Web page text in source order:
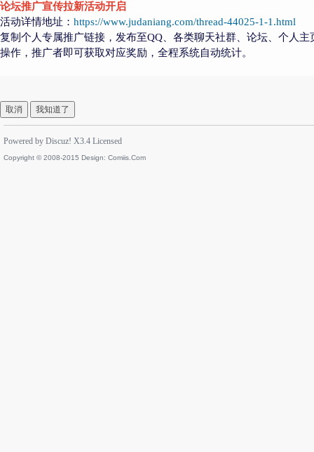
论坛推广宣传拉新活动开启
活动详情地址： https://www.judaniang.com/thread-44025-1-1.html
复制个人专属推广链接，发布至QQ、各类聊天社群、论坛、个人
操作，推广者即可获取对应奖励，全程系统自动统计。
取消 我知道了
Powered by Discuz! X3.4 Licensed
Copyright © 2008-2015 Design: Comiis.Com